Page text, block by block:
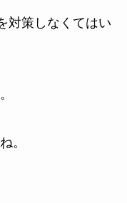
対策しなくてはい
。